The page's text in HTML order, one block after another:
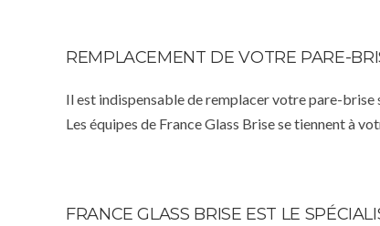
REMPLACEMENT DE VOTRE PARE-
Il est indispensable de remplacer votre pare-brise
Les équipes de France Glass Brise se tiennent à
FRANCE GLASS BRISE EST LE